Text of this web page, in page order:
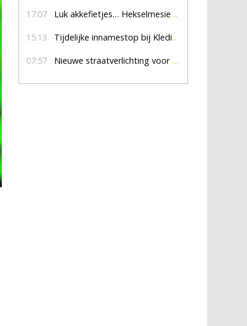
17:07 Luk akkefietjes… HekselmesienHarry
15:13 Tijdelijke innamestop bij Kledingbank Stefania
07:57 Nieuwe straatverlichting voor De Veldmaat en De Pas